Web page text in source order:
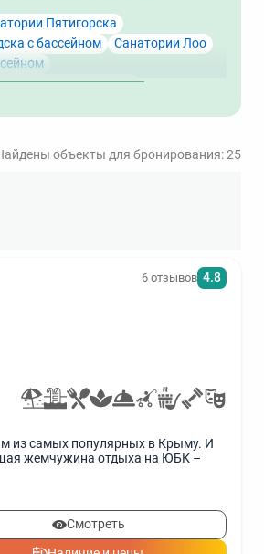
Пятигорска
с бассейном
Санатории Лоо
края
объекты для бронирования: 25
6 отзывов 4.8
из самых популярных в Крыму. И
жемчужина отдыха на ЮБК –
Смотреть